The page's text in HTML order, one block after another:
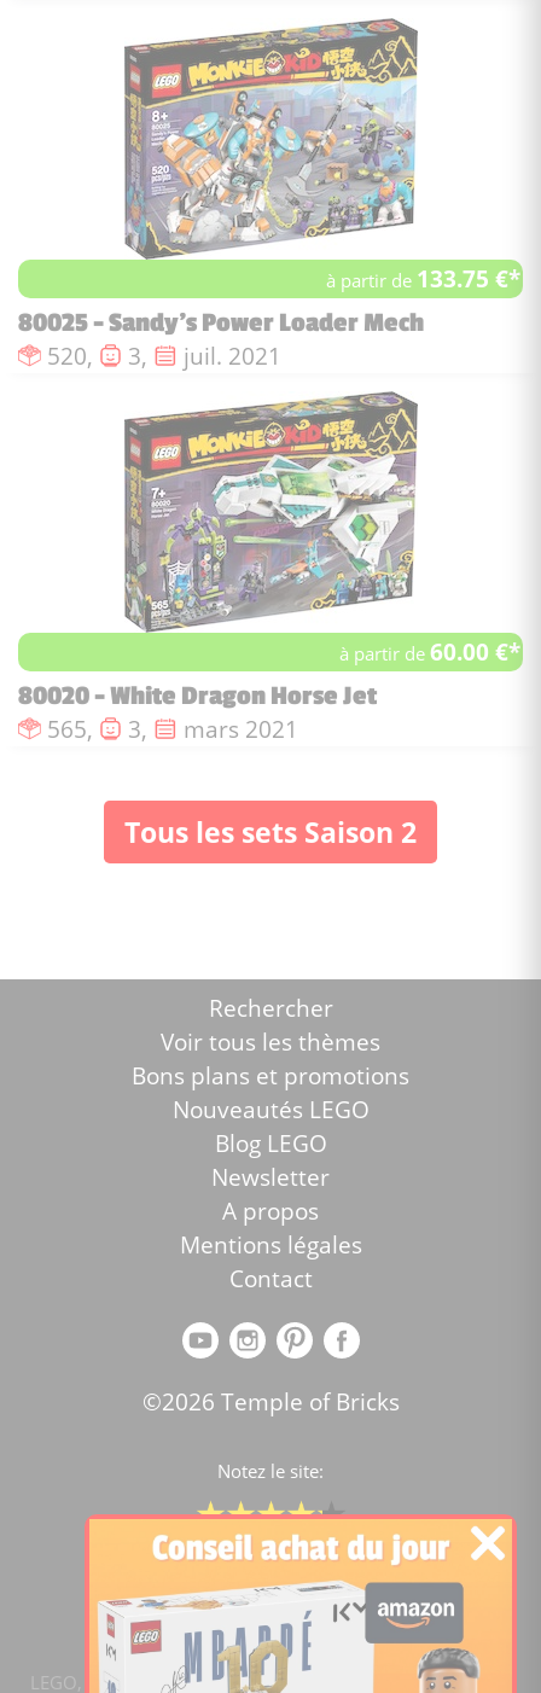
à partir de 133.75 €*
80025 - Sandy's Power Loader Mech
Nombre de pièces :
520, Nombre de figurines :
3, Date de sortie :
juil. 2021
à partir de60.00 €*
80020 - White Dragon Horse Jet
Nombre de pièces :
565, Nombre de figurines :
3, Date de sortie :
mars 2021
Tous les sets Saison 2
Rechercher
Voir tous les thèmes
Bons plans et promotions
Nouveautés LEGO
Blog LEGO
Newsletter
A propos
Mentions légales
Contact
©2026 Temple of Bricks
Notez le site:
Comparateur de prix Lego
4.2/5 -15454notes
LEGO, le logo LEGO, la figurine LEGO et les configurations